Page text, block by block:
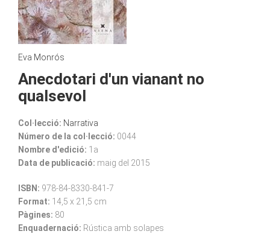
Eva Monrós
Anecdotari d'un vianant no
qualsevol
Col·lecció: Narrativa
Número de la col·lecció: 0044
Nombre d'edició: 1a
Data de publicació: maig del 2015
ISBN: 978-84-8330-841-7
Format: 14,5 x 21,5 cm
Pàgines: 80
Enquadernació: Rústica amb solapes